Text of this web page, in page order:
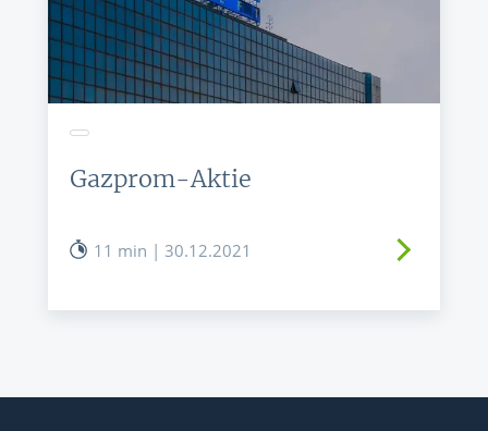
Gazprom-Aktie
11 min | 30.12.2021